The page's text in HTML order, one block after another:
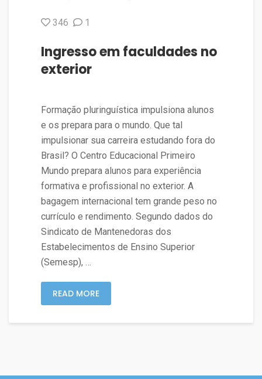
346 1
Ingresso em faculdades no
exterior
Formação pluringuística impulsiona alunos
e os prepara para o mundo. Que tal
impulsionar sua carreira estudando fora do
Brasil? O Centro Educacional Primeiro
Mundo prepara alunos para experiência
formativa e profissional no exterior. A
bagagem internacional tem grande peso no
currículo e rendimento. Segundo dados do
Sindicato de Mantenedoras dos
Estabelecimentos de Ensino Superior
(Semesp), …
READ MORE